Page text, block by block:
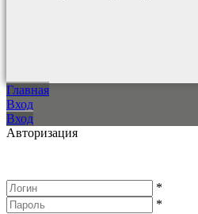
Главная
Вход
Вход
Авторизация
*
*